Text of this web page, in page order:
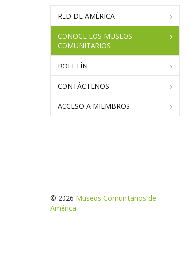
RED DE AMÉRICA
CONOCE LOS MUSEOS
COMUNITARIOS
BOLETÍN
CONTÁCTENOS
ACCESO A MIEMBROS
© 2026 Museos Comunitarios de
América